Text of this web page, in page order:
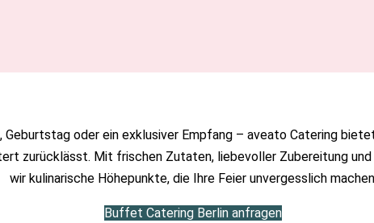
Geburtstag oder ein exklusiver Empfang – aveato Catering
zurücklässt. Mit frischen Zutaten, liebevoller Zubereitung
wir kulinarische Höhepunkte, die Ihre Feier unvergesslich
Buffet Catering Berlin anfragen